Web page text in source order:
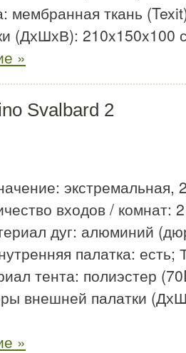
мембранная ткань
(ДхШхВ): 210x150x100
»
Svalbard 2
экстремальная,
входов / комнат:
дуг: алюминий
палатка: есть;
тента: полиэстер
внешней палатки
»